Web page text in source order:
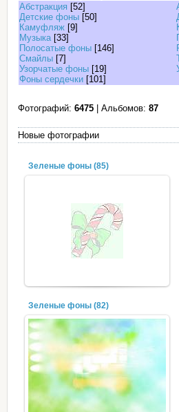
Абстракция [52]
Детские фоны [50]
Камуфляж [9]
Музыка [33]
Полосатые фоны [146]
Смайлы [7]
Узорчатые фоны [19]
Фоны сердечки [101]
Фотографий: 6475 | Альбомов: 87
Новые фотографии
Зеленые фоны (85)
Зеленые фоны (82)